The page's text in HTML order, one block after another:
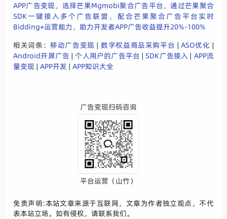
APP广告变现，选择芒果Mgmobi聚合广告平台，通过芒果聚合
SDK一键接入多个广告联盟，配合芒果聚合广告平台实时
Bidding+运营能力，助力开发者APP广告收益提升20%-100%
相关词条：移动广告变现 |数字权益商品采购平台 |ASO优化 |
Android开屏广告 |个人用户的广告平台 |SDK广告接入 | APP流
量变现 |APP开发 |APP知识大全
广告变现扫码咨询
平台运营（山竹）
免责声明:本站文章来源于互联网，文章为作者独立观点，不代
表本站立场。如有侵权，请联系我们。